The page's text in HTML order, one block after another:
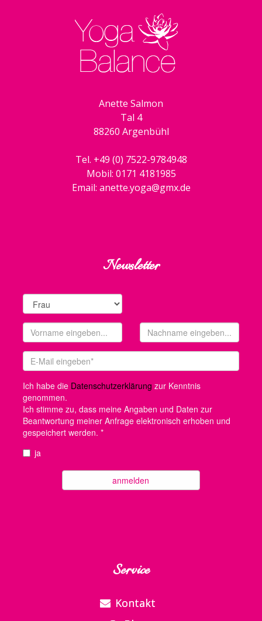
Anette Salmon
Tal 4
88260 Argenbühl
Tel. +49 (0) 7522-9784948
Mobil: 0171 4181985
Email: anette.yoga@gmx.de
Newsletter
Service
Kontakt